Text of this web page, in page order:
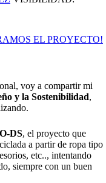
EL PROYECTO!
voy a compartir mi
y la Sostenibilidad,
DS, el proyecto que
a partir de ropa tipo
etc.., intentando
siempre con un buen